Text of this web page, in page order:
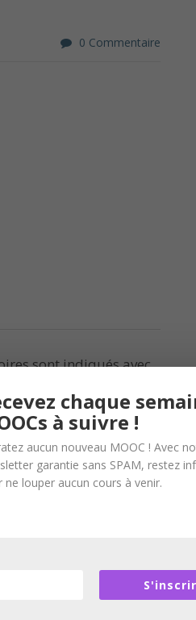
0 Commentaire
sont indiqués avec
chaque
à suivre !
aucun nouveau MOOC ! Avec
garantie sans SPAM, restez
ne louper aucun cours à venir.